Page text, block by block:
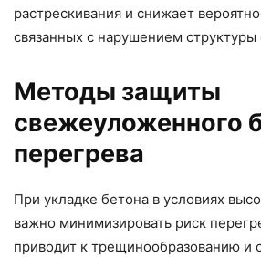
растрескивания и снижает
связанных с нарушением структуры
Методы защиты
свежеуложенного
перегрева
При укладке бетона в условиях
важно минимизировать риск
приводит к трещинообразованию и